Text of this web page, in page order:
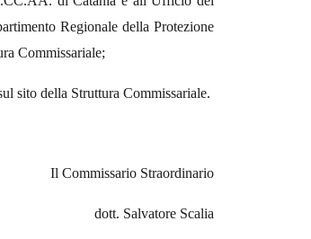
Regionale della Protezione
Commissariale;
sito della Struttura Commissariale.
Il Commissario Straordinario
dott. Salvatore Scalia